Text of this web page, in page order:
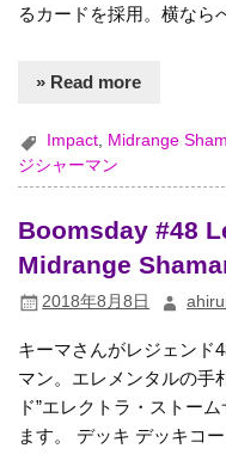
るカードを採用。横な
» Read more
Impact, Midrange
ジシャーマン
Boomsday #48
Midrange
2018年8月8日
キーマさんがレジェンド
マン。エレメンタルの手
ド”エレクトラ・ストー
ます。 デッキ デッキコ